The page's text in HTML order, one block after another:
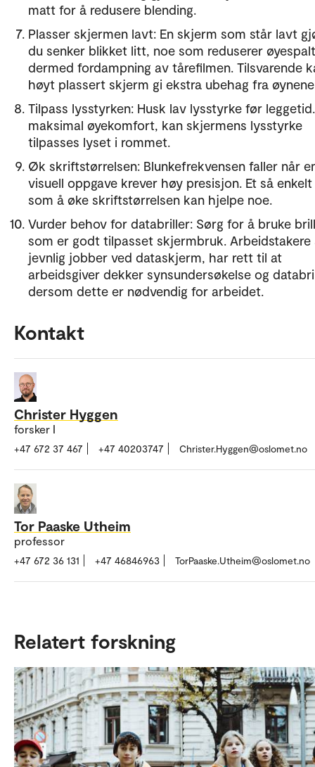
matt for å redusere blending.
Plasser skjermen lavt: En skjerm som står lavt
du senker blikket litt, noe som reduserer
dermed fordampning av tårefilmen. Tilsvarende
høyt plassert skjerm gi ekstra ubehag fra
Tilpass lysstyrken: Husk lav lysstyrke før
maksimal øyekomfort, kan skjermens lysstyrke
tilpasses lyset i rommet.
Øk skriftstørrelsen: Blunkefrekvensen faller når
visuell oppgave krever høy presisjon. Et så
som å øke skriftstørrelsen kan hjelpe noe.
Vurder behov for databriller: Sørg for å bruke
som er godt tilpasset skjermbruk. Arbeidstakere
jevnlig jobber ved dataskjerm, har rett til at
arbeidsgiver dekker synsundersøkelse og
dersom dette er nødvendig for arbeidet.
Kontakt
Christer Hyggen
forsker I
+47 672 37 467 +47 40203747 Christer.Hyggen@oslomet.no
Tor Paaske Utheim
professor
+47 672 36 131 +47 46846963 TorPaaske.Utheim@oslomet.no
Relatert forskning